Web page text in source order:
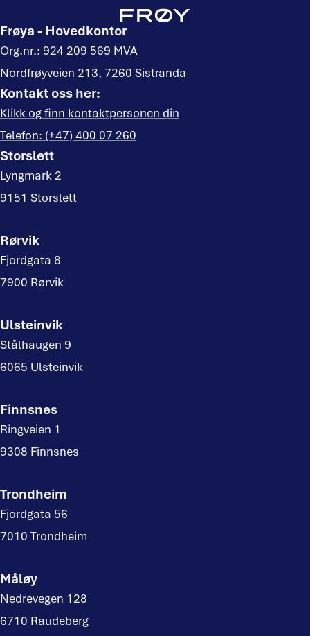
Frøya - Hovedkontor
Org.nr.: 924 209 569 MVA
Nordfrøyveien 213, 7260 Sistranda
Kontakt oss her:
Klikk og finn kontaktpersonen din
Telefon: (+47) 400 07 260
Storslett
Lyngmark 2
9151 Storslett
Rørvik
Fjordgata 8
7900 Rørvik
Ulsteinvik
Stålhaugen 9
6065 Ulsteinvik
Finnsnes
Ringveien 1
9308 Finnsnes
Trondheim
Fjordgata 56
7010 Trondheim
Måløy
Nedrevegen 128
6710 Raudeberg